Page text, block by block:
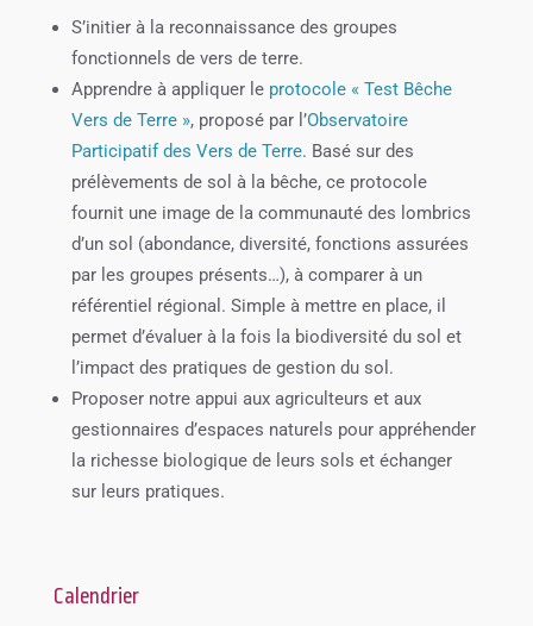
S’initier à la reconnaissance des groupes
fonctionnels de vers de terre.
Apprendre à appliquer le protocole « Test Bêche
Vers de Terre », proposé par l’Observatoire
Participatif des Vers de Terre. Basé sur des
prélèvements de sol à la bêche, ce protocole
fournit une image de la communauté des lombrics
d’un sol (abondance, diversité, fonctions assurées
par les groupes présents…), à comparer à un
référentiel régional. Simple à mettre en place, il
permet d’évaluer à la fois la biodiversité du sol et
l’impact des pratiques de gestion du sol.
Proposer notre appui aux agriculteurs et aux
gestionnaires d’espaces naturels pour appréhender
la richesse biologique de leurs sols et échanger
sur leurs pratiques.
Calendrier